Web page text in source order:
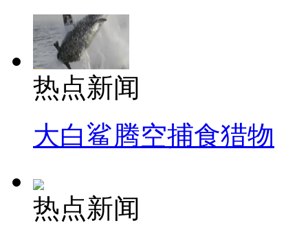
热点新闻
大白鲨腾空捕食猎物
热点新闻